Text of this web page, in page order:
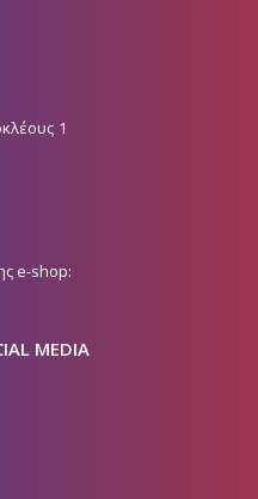
1
e-shop:
MEDIA